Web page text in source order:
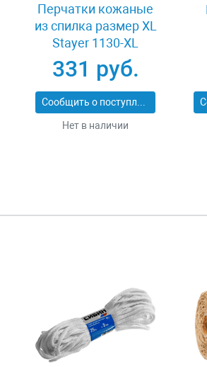
Перчатки кожаные
из спилка размер XL
Stayer 1130-XL
331 руб.
Сообщить о поступлении
Нет в наличии